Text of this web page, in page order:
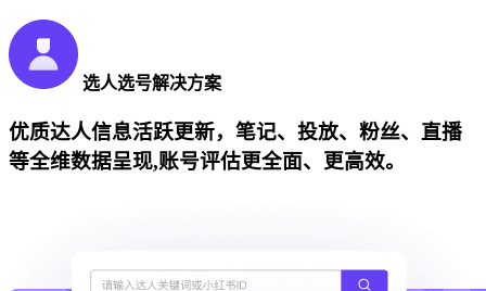
选人选号解决方案
优质达人信息活跃更新，笔记、投放、粉丝、直播
等全维数据呈现,账号评估更全面、更高效。